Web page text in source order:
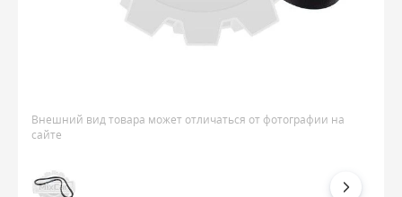
Внешний вид товара может отличаться от фотографии на
сайте